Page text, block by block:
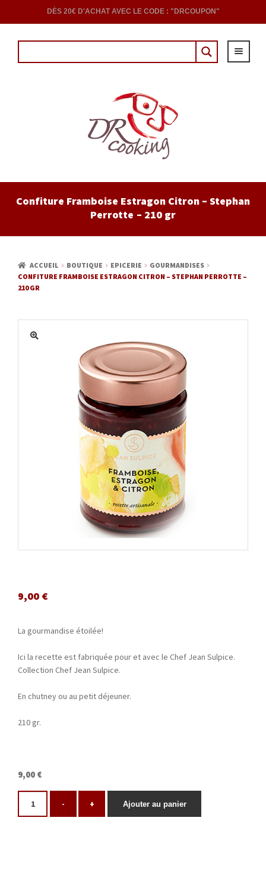
DÈS 20€ D'ACHAT AVEC LE CODE : "DRCOUPON"
ACCUEIL
MATÉRIEL
PROMOTIONS
Confiture Framboise Estragon Citron – Stephan
Perrotte – 210 gr
ACCUEIL BOUTIQUE EPICERIE
GOURMANDISES
CONFITURE FRAMBOISE ESTRAGON CITRON – STEPHAN PERROTTE –
210 GR
9,00 €
La gourmandise étoilée!
Ici la recette est fabriquée pour et avec le Chef Jean Sulpice.
Collection Chef Jean Sulpice.
En chutney ou au petit déjeuner.
210 gr.
9,00 €
- + Ajouter au panier